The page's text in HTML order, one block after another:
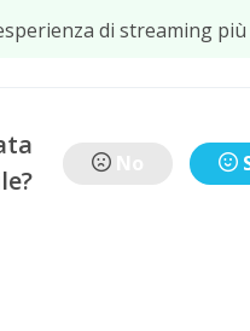
di streaming più